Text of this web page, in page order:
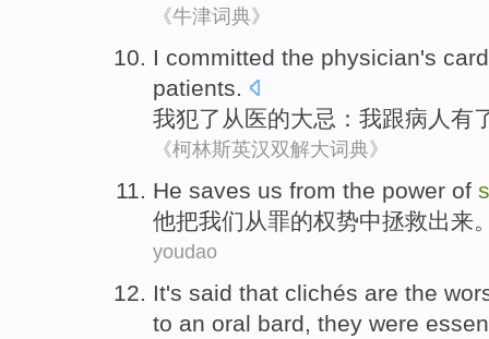
《牛津词典》
I committed the physician's
patients.
我犯了 从医的大忌：我跟病人 有
《柯林斯英汉双解大词典》
He saves us from the power of
他把我们 从罪的权势中拯救出来
youdao
It's said that clichés are the
to an oral bard, they were